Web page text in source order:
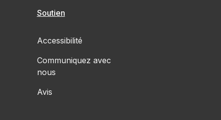
Soutien
Accessibilité
Communiquez avec
nous
Avis